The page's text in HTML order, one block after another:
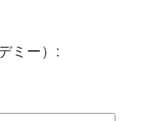
ミー）: